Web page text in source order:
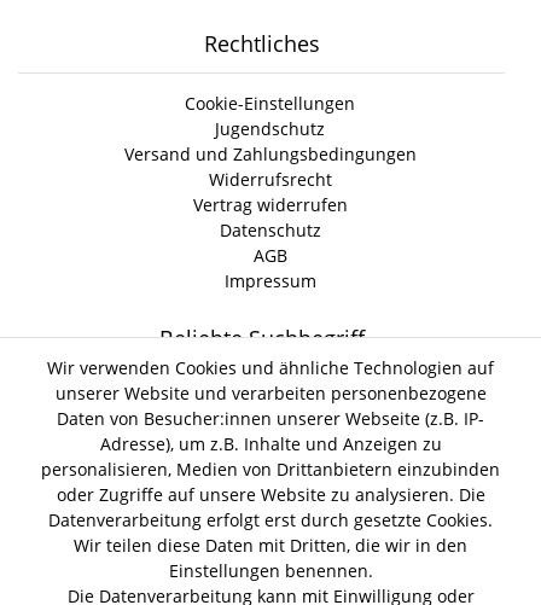
Rechtliches
Cookie-Einstellungen
Jugendschutz
Versand und Zahlungsbedingungen
Widerrufsrecht
Vertrag widerrufen
Datenschutz
AGB
Impressum
Beliebte Suchbegriff
Gin Tonic Kokoswasser Lind Lime GinMonkey 47 Gin
Erdnussöl Alpako Gin Isle of Harris GinThomas
Henry Hendrick s Gin Gin Tasting BoxSan Marzano
Tomaten Boar Gin Summer GinAlbaöl Tartufi Pralinen
Fever Tree 1724 TonicFentimans Tonic
Lagerverkauf
Lifestyle & Genuss Abhollager
Wir verwenden Cookies und ähnliche Technologien auf
unserer Website und verarbeiten personenbezogene
Daten von Besucher:innen unserer Webseite (z.B. IP-
Adresse), um z.B. Inhalte und Anzeigen zu
personalisieren, Medien von Drittanbietern einzubinden
oder Zugriffe auf unsere Website zu analysieren. Die
Datenverarbeitung erfolgt erst durch gesetzte Cookies.
Wir teilen diese Daten mit Dritten, die wir in den
Einstellungen benennen.
Die Datenverarbeitung kann mit Einwilligung oder